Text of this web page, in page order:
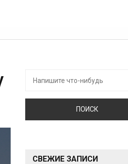
СВЕЖИЕ ЗАПИСИ